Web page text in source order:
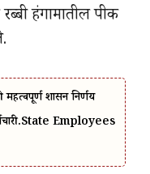
हंगामातील पीक
महत्वपूर्ण शासन निर्णय
Employees